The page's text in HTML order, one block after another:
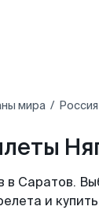
мира Россия
Саратов.
и